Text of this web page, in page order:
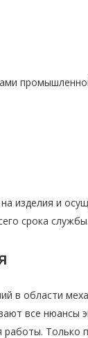
изделия и
срока службы.
в области
все нюансы